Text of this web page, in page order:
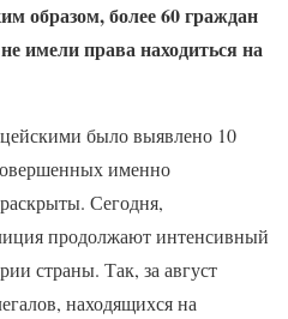
образом, более 60 граждан
имели права находиться на
было выявлено 10
именно
Сегодня,
продолжают интенсивный
страны. Так, за август
находящихся на